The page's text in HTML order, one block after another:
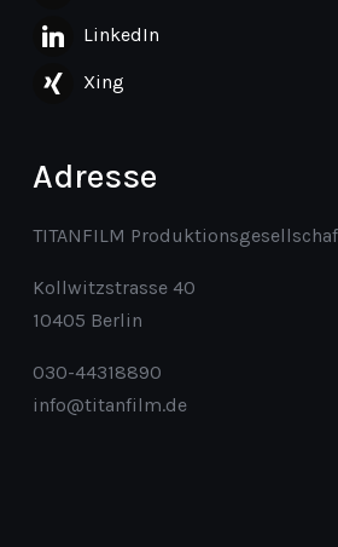
LinkedIn
Xing
Adresse
TITANFILM
Kollwitzstrasse 40
10405 Berlin
030-44318890
info@titanfilm.de